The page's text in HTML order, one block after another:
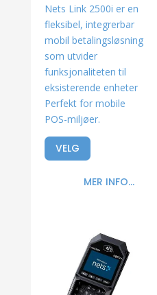
Nets Link 2500i er en
fleksibel, integrerbar
mobil betalingsløsning
som utvider
funksjonaliteten til
eksisterende enheter
Perfekt for mobile
POS-miljøer.
VELG
MER INFO...